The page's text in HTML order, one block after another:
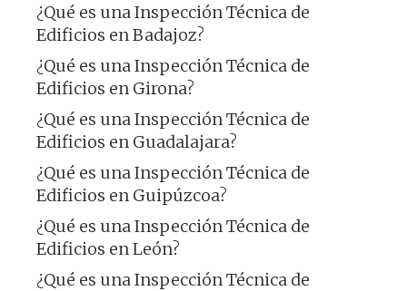
¿Qué es una Inspección Técnica de
Edificios en Badajoz?
¿Qué es una Inspección Técnica de
Edificios en Girona?
¿Qué es una Inspección Técnica de
Edificios en Guadalajara?
¿Qué es una Inspección Técnica de
Edificios en Guipúzcoa?
¿Qué es una Inspección Técnica de
Edificios en León?
¿Qué es una Inspección Técnica de